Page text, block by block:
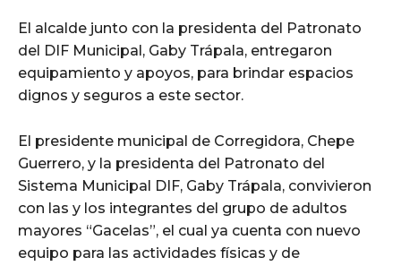
El alcalde junto con la presidenta del Patronato
del DIF Municipal, Gaby Trápala, entregaron
equipamiento y apoyos, para brindar espacios
dignos y seguros a este sector.
El presidente municipal de Corregidora, Chepe
Guerrero, y la presidenta del Patronato del
Sistema Municipal DIF, Gaby Trápala, convivieron
con las y los integrantes del grupo de adultos
mayores “Gacelas”, el cual ya cuenta con nuevo
equipo para las actividades físicas y de